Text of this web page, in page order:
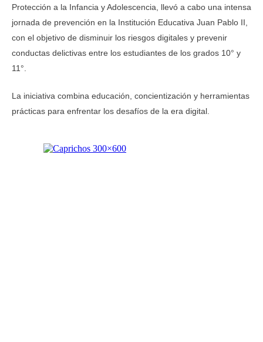
Protección a la Infancia y Adolescencia, llevó a cabo una intensa
jornada de prevención en la Institución Educativa Juan Pablo II,
con el objetivo de disminuir los riesgos digitales y prevenir
conductas delictivas entre los estudiantes de los grados 10° y
11°.
La iniciativa combina educación, concientización y herramientas
prácticas para enfrentar los desafíos de la era digital.